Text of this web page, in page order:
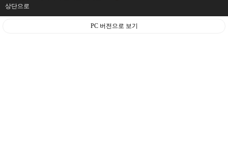
상단으로
PC 버전으로 보기